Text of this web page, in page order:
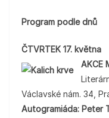
Program podle dnů
ČTVRTEK 17. května
AKCE
Václavské nám. 34,
Autogramiáda: Peter